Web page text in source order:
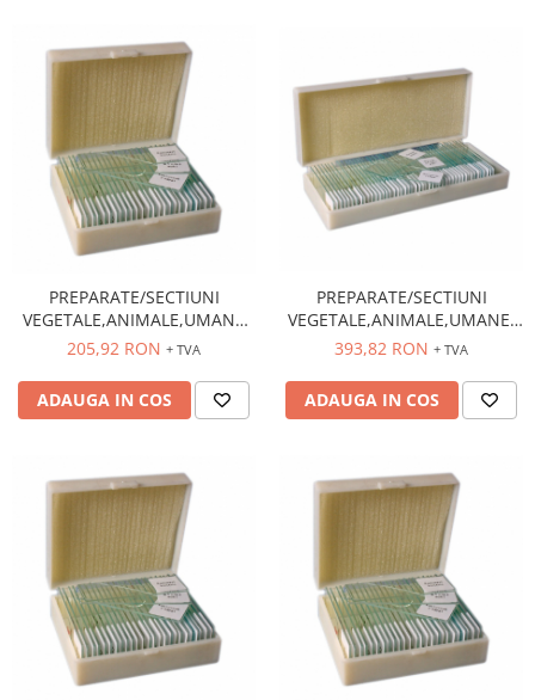
PREPARATE/SECTIUNI
VEGETALE,ANIMALE,UMANE
25 BUC.
205,92 RON + TVA
ADAUGA IN COS
PREPARATE/SECTIUNI
VEGETALE,ANIMALE,UMANEI
50 BUC.
393,82 RON + TVA
ADAUGA IN COS